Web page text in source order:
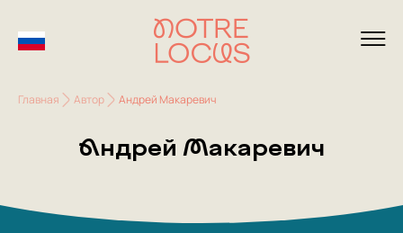
Главная Автор Андрей Макаревич
Андрей Макаревич